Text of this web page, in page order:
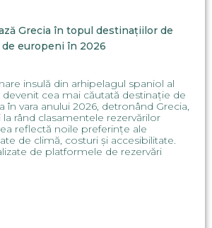
Grecia în topul destinațiilor de
europeni în 2026
insulă din arhipelagul spaniol al
devenit cea mai căutată destinație de
în vara anului 2026, detronând Grecia,
rând clasamentele rezervărilor
reflectă noile preferințe ale
de climă, costuri și accesibilitate.
de platformele de rezervări